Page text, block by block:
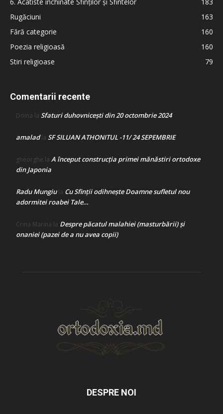
Rugăciuni
163
Fără categorie
160
Poezia religioasă
160
Stiri religioase
79
Comentarii recente
Doina la Sfaturi duhovnicești din 20 octombrie 2024
amaladla SF SILUAN ATHONITUL -11/ 24 SEPEMBRIE
gheorghe la A început construcţia primei mănăstiri ortodoxe
din Japonia
Radu Mungiula Cu Sfinții odihnește Doamne sufletul nou
adormitei roabei Tale…
Crina Marina la Despre păcatul malahiei (masturbării) şi
onaniei (pazei de a nu avea copii)
DESPRE NOI